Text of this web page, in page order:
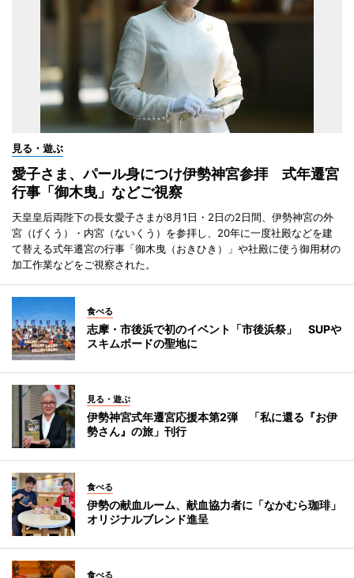
見る・遊ぶ
愛子さま、パール身につけ伊勢神宮参拝 式年遷宮
行事「御木曳」などご視察
天皇皇后両陛下の長女愛子さまが8月1日・2日の2日間、伊勢神宮の外
宮（げくう）・内宮（ないくう）を参拝し、20年に一度社殿などを建
て替える式年遷宮の行事「御木曳（おきひき）」や社殿に使う御用材の
加工作業などをご視察された。
食べる
志摩・市後浜で初のイベント「市後浜祭」 SUPや
スキムボードの聖地に
見る・遊ぶ
伊勢神宮式年遷宮応援本第2弾 「私に還る『お伊
勢さん』の旅」刊行
食べる
伊勢の献血ルーム、献血協力者に「なかむら珈琲」
オリジナルブレンド進呈
食べる